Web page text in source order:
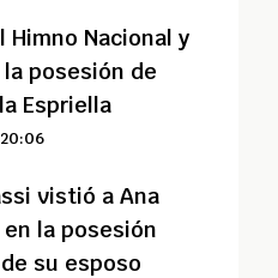
Himno Nacional y
posesión de
Espriella
vistió a Ana
en la posesión
su esposo